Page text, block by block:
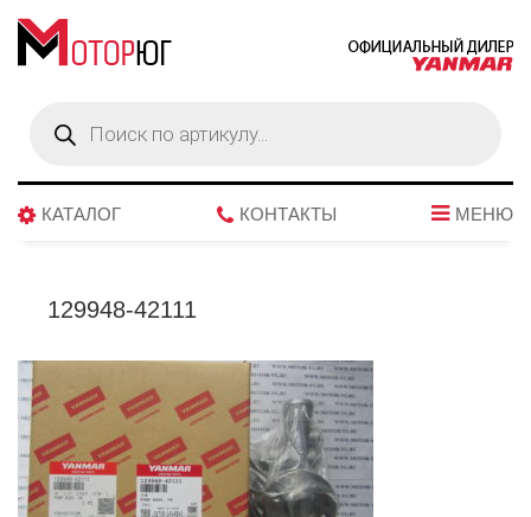
товаров
КАТАЛОГ КОНТАКТЫ МЕНЮ
129948-42111